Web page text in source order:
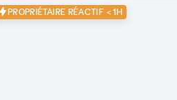
PROPRIÉTAIRE RÉACTIF < 1H